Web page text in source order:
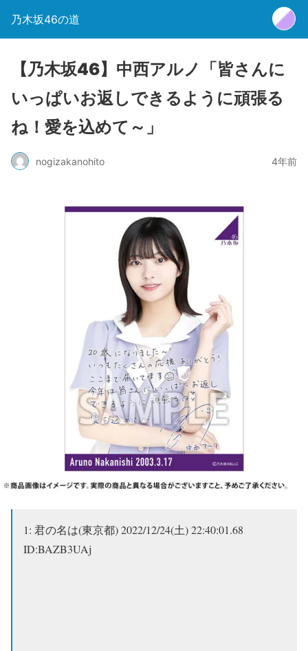
乃木坂46の道
【乃木坂46】中西アルノ「皆さんに
いっぱいお返しできるように頑張る
ね！愛を込めて～」
nogizakanohito 4年前
1: 君の名は(東京都)2022/12/24(土) 22:40:01.68
ID:BAZB3UAj